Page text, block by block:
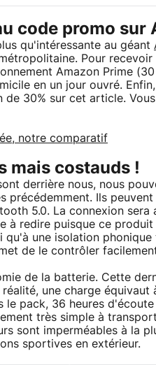
code promo sur
qu'intéressante au géant
Pour
Amazon Prime
en un jour ouvré.
30% sur cet article.
notre comparatif
mais costauds !
derrière nous, nous
précédemment. Ils
5.0. La connexion
à redire puisque ce
qu'à une isolation
de le contrôler
de la batterie. Cette
une charge
le pack, 36 heures
très simple à
sont imperméables à la
sportives en extérieur.